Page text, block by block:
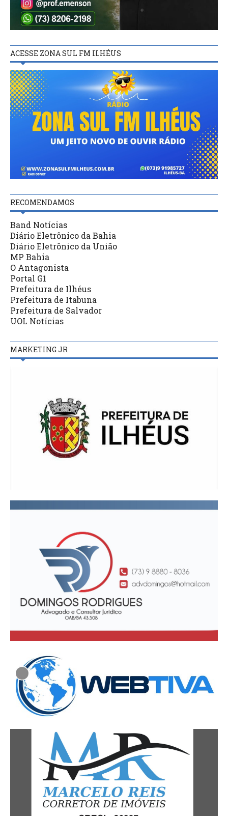
ACESSE ZONA SUL FM ILHÉUS
RECOMENDAMOS
Band Notícias
Diário Eletrônico da Bahia
Diário Eletrônico da União
MP Bahia
O Antagonista
Portal G1
Prefeitura de Ilhéus
Prefeitura de Itabuna
Prefeitura de Salvador
UOL Notícias
MARKETING JR